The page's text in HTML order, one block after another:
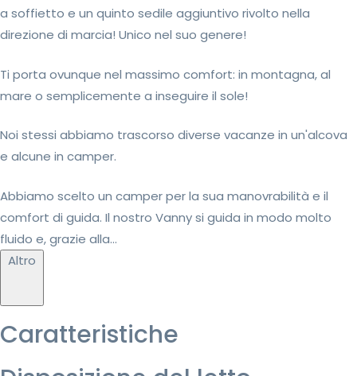
a soffietto e un quinto sedile aggiuntivo rivolto nella
direzione di marcia! Unico nel suo genere!
Ti porta ovunque nel massimo comfort: in montagna, al
mare o semplicemente a inseguire il sole!
Noi stessi abbiamo trascorso diverse vacanze in un'alcova
e alcune in camper.
Abbiamo scelto un camper per la sua manovrabilità e il
comfort di guida. Il nostro Vanny si guida in modo molto
fluido e, grazie alla...
Altro
Caratteristiche